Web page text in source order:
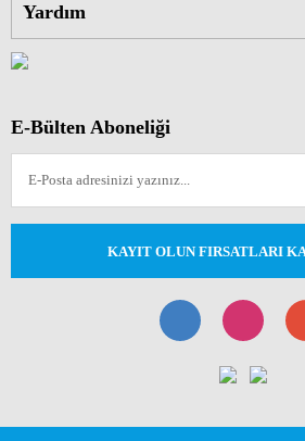
Yardım
E-Bülten Aboneliği
KAYIT OLUN FIRSATLARI